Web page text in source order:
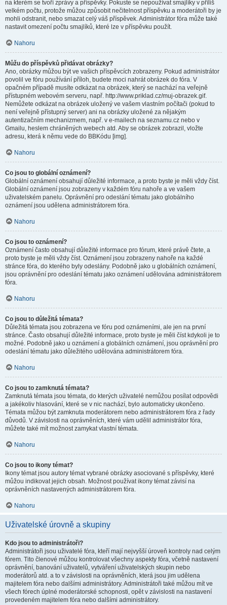
na kterém se tvoří zprávy a příspěvky. Pokuste se nepoužívat smajlíky v příliš
velkém počtu, protože můžou způsobit nečitelnost příspěvku a moderátoři by je
mohli odstranit, nebo smazat celý váš příspěvek. Administrátor fóra může také
nastavit omezení počtu smajlíků, které lze v příspěvku použít.
Nahoru
Můžu do příspěvků přidávat obrázky?
Ano, obrázky můžou být ve vašich příspěvcích zobrazeny. Pokud administrátor
povolil ve fóru používání příloh, budete moci nahrát obrázek do fóra. V
opačném případě musíte odkázat na obrázek, který se nachází na veřejně
přístupném webovém serveru, např. http://www.priklad.cz/muj-obrazek.gif.
Nemůžete odkázat na obrázek uložený ve vašem vlastním počítači (pokud to
není veřejně přístupný server) ani na obrázky uložené za nějakým
autentizačním mechanizmem, např. v e-mailech na seznamu.cz nebo v
Gmailu, heslem chráněných webech atd. Aby se obrázek zobrazil, vložte
adresu, která k němu vede do BBKódu [img].
Nahoru
Co jsou to globální oznámení?
Globální oznámení obsahují důležité informace, a proto byste je měli vždy číst.
Globální oznámení jsou zobrazeny v každém fóru nahoře a ve vašem
uživatelském panelu. Oprávnění pro odeslání tématu jako globálního
oznámení jsou udělena administrátorem fóra.
Nahoru
Co jsou to oznámení?
Oznámení často obsahují důležité informace pro fórum, které právě čtete, a
proto byste je měli vždy číst. Oznámení jsou zobrazeny nahoře na každé
stránce fóra, do kterého byly odeslány. Podobně jako u globálních oznámení,
jsou oprávnění pro odeslání tématu jako oznámení udělována administrátorem
fóra.
Nahoru
Co jsou to důležitá témata?
Důležitá témata jsou zobrazena ve fóru pod oznámeními, ale jen na první
stránce. Často obsahují důležité informace, proto byste je měli číst kdykoli je to
možné. Podobně jako u oznámení a globálních oznámení, jsou oprávnění pro
odeslání tématu jako důležitého udělována administrátorem fóra.
Nahoru
Co jsou to zamknutá témata?
Zamknutá témata jsou témata, do kterých uživatelé nemůžou posílat odpovědi
a jakékoliv hlasování, které se v nic nachází, bylo automaticky ukončeno.
Témata můžou být zamknuta moderátorem nebo administrátorem fóra z řady
důvodů. V závislosti na oprávněních, které vám udělil administrátor fóra,
můžete také mít možnost zamykat vlastní témata.
Nahoru
Co jsou to ikony témat?
Ikony témat jsou autory témat vybrané obrázky asociované s příspěvky, které
můžou indikovat jejich obsah. Možnost používat ikony témat závisí na
oprávněních nastavených administrátorem fóra.
Nahoru
Uživatelské úrovně a skupiny
Kdo jsou to administrátoři?
Administrátoři jsou uživatelé fóra, kteří mají nejvyšší úroveň kontroly nad celým
fórem. Tito členové můžou kontrolovat všechny aspekty fóra, včetně nastavení
oprávnění, banování uživatelů, vytváření uživatelských skupin nebo
moderátorů atd. a to v závislosti na oprávněních, která jsou jim udělena
majitelem fóra nebo dalšími administrátory. Administrátoři také můžou mít ve
všech fórech úplné moderátorské schopnosti, opět v závislosti na nastavení
provedeném majitelem fóra nebo dalšími administrátory.